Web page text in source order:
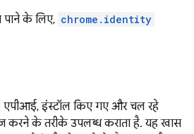
के लिए, chrome.identity
एपीआई, इंस्टॉल किए गए और चल रहे
करने के तरीके उपलब्ध कराता है. यह खास